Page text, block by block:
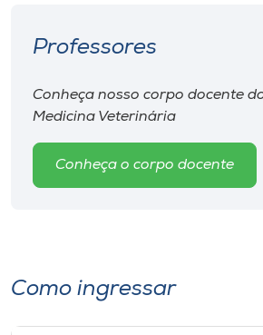
Professores
Conheça nosso corpo docente
Medicina Veterinária
Conheça o corpo docente
Como ingressar